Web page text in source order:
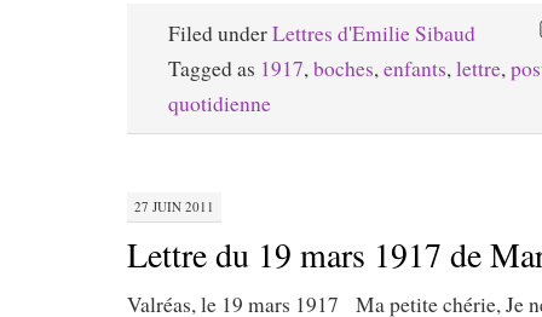
Filed underLettres d'Emilie Sibaud
Tagged as 1917,boches,enfants,lettre,
quotidienne
27 JUIN 2011
Lettre du 19 mars 1917 de
Valréas, le 19 mars 1917 Ma petite chérie, Je